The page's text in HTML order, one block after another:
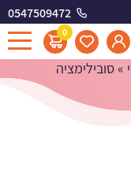
0547509472
0
»סובילימציה